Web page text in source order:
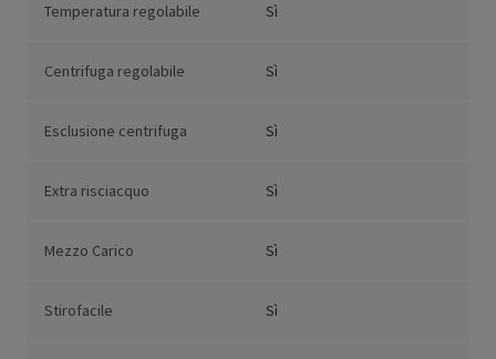
Temperatura regolabile Sì
Centrifuga regolabile Sì
Esclusione centrifuga Sì
Extra risciacquo Sì
Mezzo Carico Sì
Stirofacile Sì